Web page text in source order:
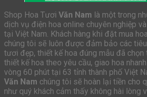
Shop Hoa Tươi Văn Nam là một trong
dịch vụ điện hoa online chuyên nghiệp
tại Việt Nam. Khách hàng khi đặt mua
chúng tôi sẽ luôn được đảm bảo các
tươi đẹp, thiết kế hoa đúng mẫu đã chọn
thiết kế hoa theo yêu cầu, giao hoa
vòng 60 phút tại 63 tỉnh thành phố Việt
Văn Nam chúng tôi sẽ hoàn lại tiền cho
như quý khách cảm thấy không hài lòng